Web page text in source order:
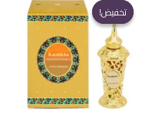
تخفيض!
تخفيض!